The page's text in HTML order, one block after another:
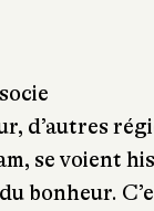
d’autres
se voient
bonheur.